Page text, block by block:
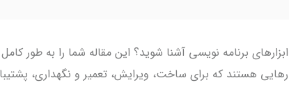
برنامه نویسی آشنا شوید؟ این مقاله شما را به طور
هستند که برای ساخت، ویرایش، تعمیر و نگهداری،